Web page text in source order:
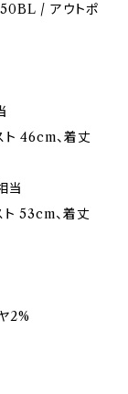
/ アウトポ
ト 46cm、着丈
当
ト 53cm、着丈
2%